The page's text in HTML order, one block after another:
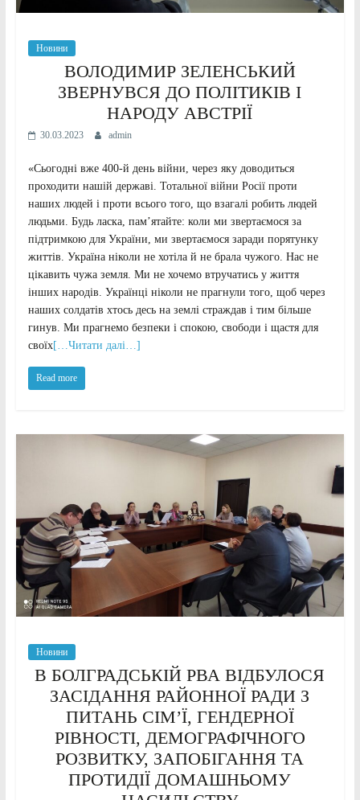
Новини
ВОЛОДИМИР ЗЕЛЕНСЬКИЙ
ЗВЕРНУВСЯ ДО ПОЛІТИКІВ І
НАРОДУ АВСТРІЇ
30.03.2023 admin
«Сьогодні вже 400-й день війни, через яку доводиться
проходити нашій державі. Тотальної війни Росії проти
наших людей і проти всього того, що взагалі робить людей
людьми. Будь ласка, памʼятайте: коли ми звертаємося за
підтримкою для України, ми звертаємося заради порятунку
життів. Україна ніколи не хотіла й не брала чужого. Нас не
цікавить чужа земля. Ми не хочемо втручатись у життя
інших народів. Українці ніколи не прагнули того, щоб через
наших солдатів хтось десь на землі страждав і тим більше
гинув. Ми прагнемо безпеки і спокою, свободи і щастя для
своїх[…Читати далі…]
Read more
Новини
В БОЛГРАДСЬКІЙ РВА ВІДБУЛОСЯ
ЗАСІДАННЯ РАЙОННОЇ РАДИ З
ПИТАНЬ СІМ’Ї, ГЕНДЕРНОЇ
РІВНОСТІ, ДЕМОГРАФІЧНОГО
РОЗВИТКУ, ЗАПОБІГАННЯ ТА
ПРОТИДІЇ ДОМАШНЬОМУ